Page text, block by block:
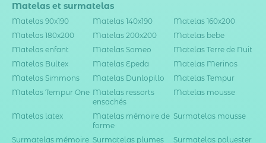
Matelas et surmatelas
Matelas 90x190 Matelas 140x190
Matelas 160x200
Matelas 180x200
Matelas 200x200
Matelas bebe
Matelas enfant
Matelas Someo
Matelas Terre de Nuit
Matelas Bultex
Matelas Epeda
Matelas Merinos
Matelas Simmons
Matelas Dunlopillo
Matelas Tempur
Matelas Tempur One Matelas ressorts
ensachés
Matelas mousse
Matelas latex
Matelas mémoire de
forme
Surmatelas mousse
Surmatelas mémoire Surmatelas plumes Surmatelas polyester